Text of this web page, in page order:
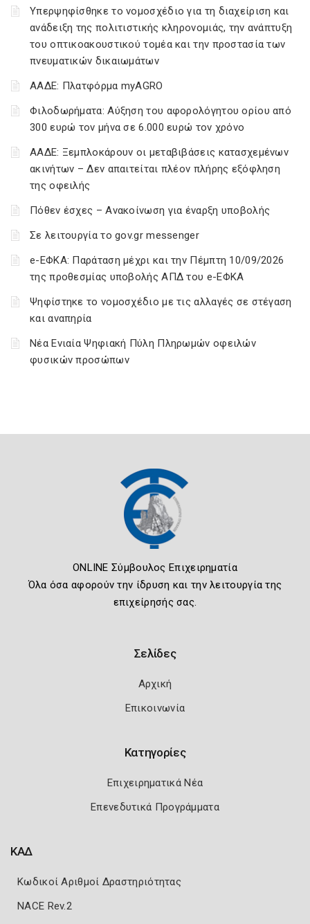
Υπερψηφίσθηκε το νομοσχέδιο για τη διαχείριση και
ανάδειξη της πολιτιστικής κληρονομιάς, την ανάπτυξη
του οπτικοακουστικού τομέα και την προστασία των
πνευματικών δικαιωμάτων
ΑΑΔΕ: Πλατφόρμα myAGRO
Φιλοδωρήματα: Αύξηση του αφορολόγητου ορίου από
300 ευρώ τον μήνα σε 6.000 ευρώ τον χρόνο
ΑΑΔΕ: Ξεμπλοκάρουν οι μεταβιβάσεις κατασχεμένων
ακινήτων – Δεν απαιτείται πλέον πλήρης εξόφληση
της οφειλής
Πόθεν έσχες – Ανακοίνωση για έναρξη υποβολής
Σε λειτουργία το gov.gr messenger
e-ΕΦΚΑ: Παράταση μέχρι και την Πέμπτη 10/09/2026
της προθεσμίας υποβολής ΑΠΔ του e-ΕΦΚΑ
Ψηφίστηκε το νομοσχέδιο με τις αλλαγές σε στέγαση
και αναπηρία
Νέα Ενιαία Ψηφιακή Πύλη Πληρωμών οφειλών
φυσικών προσώπων
ONLINE Σύμβουλος Επιχειρηματία
Όλα όσα αφορούν την ίδρυση και την λειτουργία της
επιχείρησής σας.
Σελίδες
Αρχική
Επικοινωνία
Κατηγορίες
Επιχειρηματικά Νέα
Επενεδυτικά Προγράμματα
ΚΑΔ
Κωδικοί Αριθμοί Δραστηριότητας
NACE Rev.2